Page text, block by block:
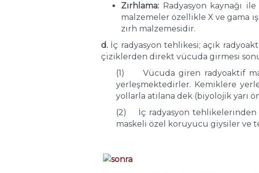
Zırhlama: Radyasyon kaynağı
malzemeler özellikle X ve gama
zırh malzemesidir.
d. İç radyasyon tehlikesi; açık
çiziklerden direkt vücuda girmesi
(1) Vücuda giren radyoaktif
yerleşmektedirler. Kemiklere
yollarla atılana dek (biyolojik yarı
(2) İç radyasyon tehlikelerinden
maskeli özel koruyucu giysiler ve